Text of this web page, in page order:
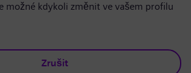
možné kdykoli změnit ve vašem profilu
Zrušit